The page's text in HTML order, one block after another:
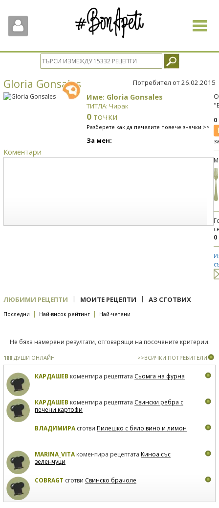
Toggle
Gloria Gonsales Потребител от 26.02.2015
Име: Gloria Gonsales
ТИТЛА: Чирак
0 точки
Разберете как да печелите повече значки >>
За мен:
Коментари
0
ЛЮБИМИ РЕЦЕПТИ | МОИТЕ РЕЦЕПТИ | АЗ СГОТВИХ
Последни | Най-висок рейтинг | Най-четени
Не бяха намерени резултати, отговарящи на посочените критерии.
188 ДУШИ ОНЛАЙН >>ВСИЧКИ ПОТРЕБИТЕЛИ
КАРДАШЕВ коментира рецептата Сьомга на фурна
КАРДАШЕВ коментира рецептата Свински ребра с
печени картофи
ВЛАДИМИРАсготви Пилешко с бяло вино и лимон
MARINA_VITAкоментира рецептата Киноа със
зеленчуци
COBRAGT сготви Свинско брачоле